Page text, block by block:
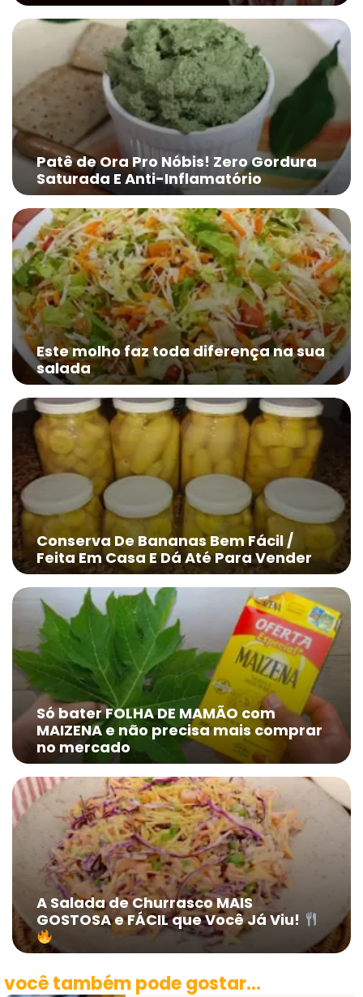
Patê de Ora Pro Nóbis! Zero Gordura
Saturada E Anti-Inflamatório
Este molho faz toda diferença na sua
salada
Conserva De Bananas Bem Fácil /
Feita Em Casa E Dá Até Para Vender
Só bater FOLHA DE MAMÃO com
MAIZENA e não precisa mais comprar
no mercado
A Salada de Churrasco MAIS
GOSTOSA e FÁCIL que Você Já Viu!
você também pode gostar...